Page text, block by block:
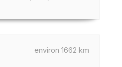
environ 1662 km